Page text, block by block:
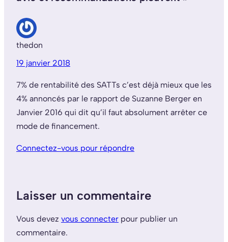
thedon
19 janvier 2018
7% de rentabilité des SATTs c’est déjà mieux que les
4% annoncés par le rapport de Suzanne Berger en
Janvier 2016 qui dit qu’il faut absolument arrêter ce
mode de financement.
Connectez-vous pour répondre
Laisser un commentaire
Vous devez vous connecter pour publier un
commentaire.